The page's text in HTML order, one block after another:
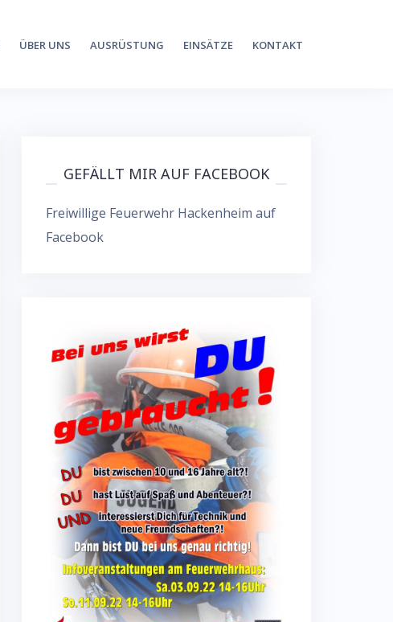
ÜBER UNS AUSRÜSTUNG EINSÄTZE KONTAKT
GEFÄLLT MIR AUF FACEBOOK
Freiwillige Feuerwehr Hackenheim auf
Facebook